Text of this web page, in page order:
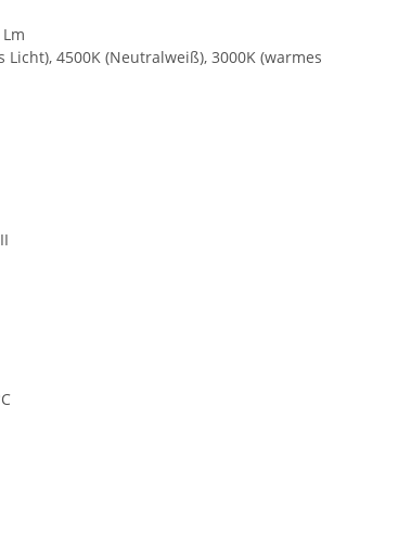
4500K (Neutralweiß), 3000K (warmes